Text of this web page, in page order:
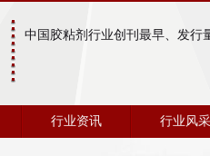
中国胶粘剂行业创刊最早、发行
行业资讯 行业风采